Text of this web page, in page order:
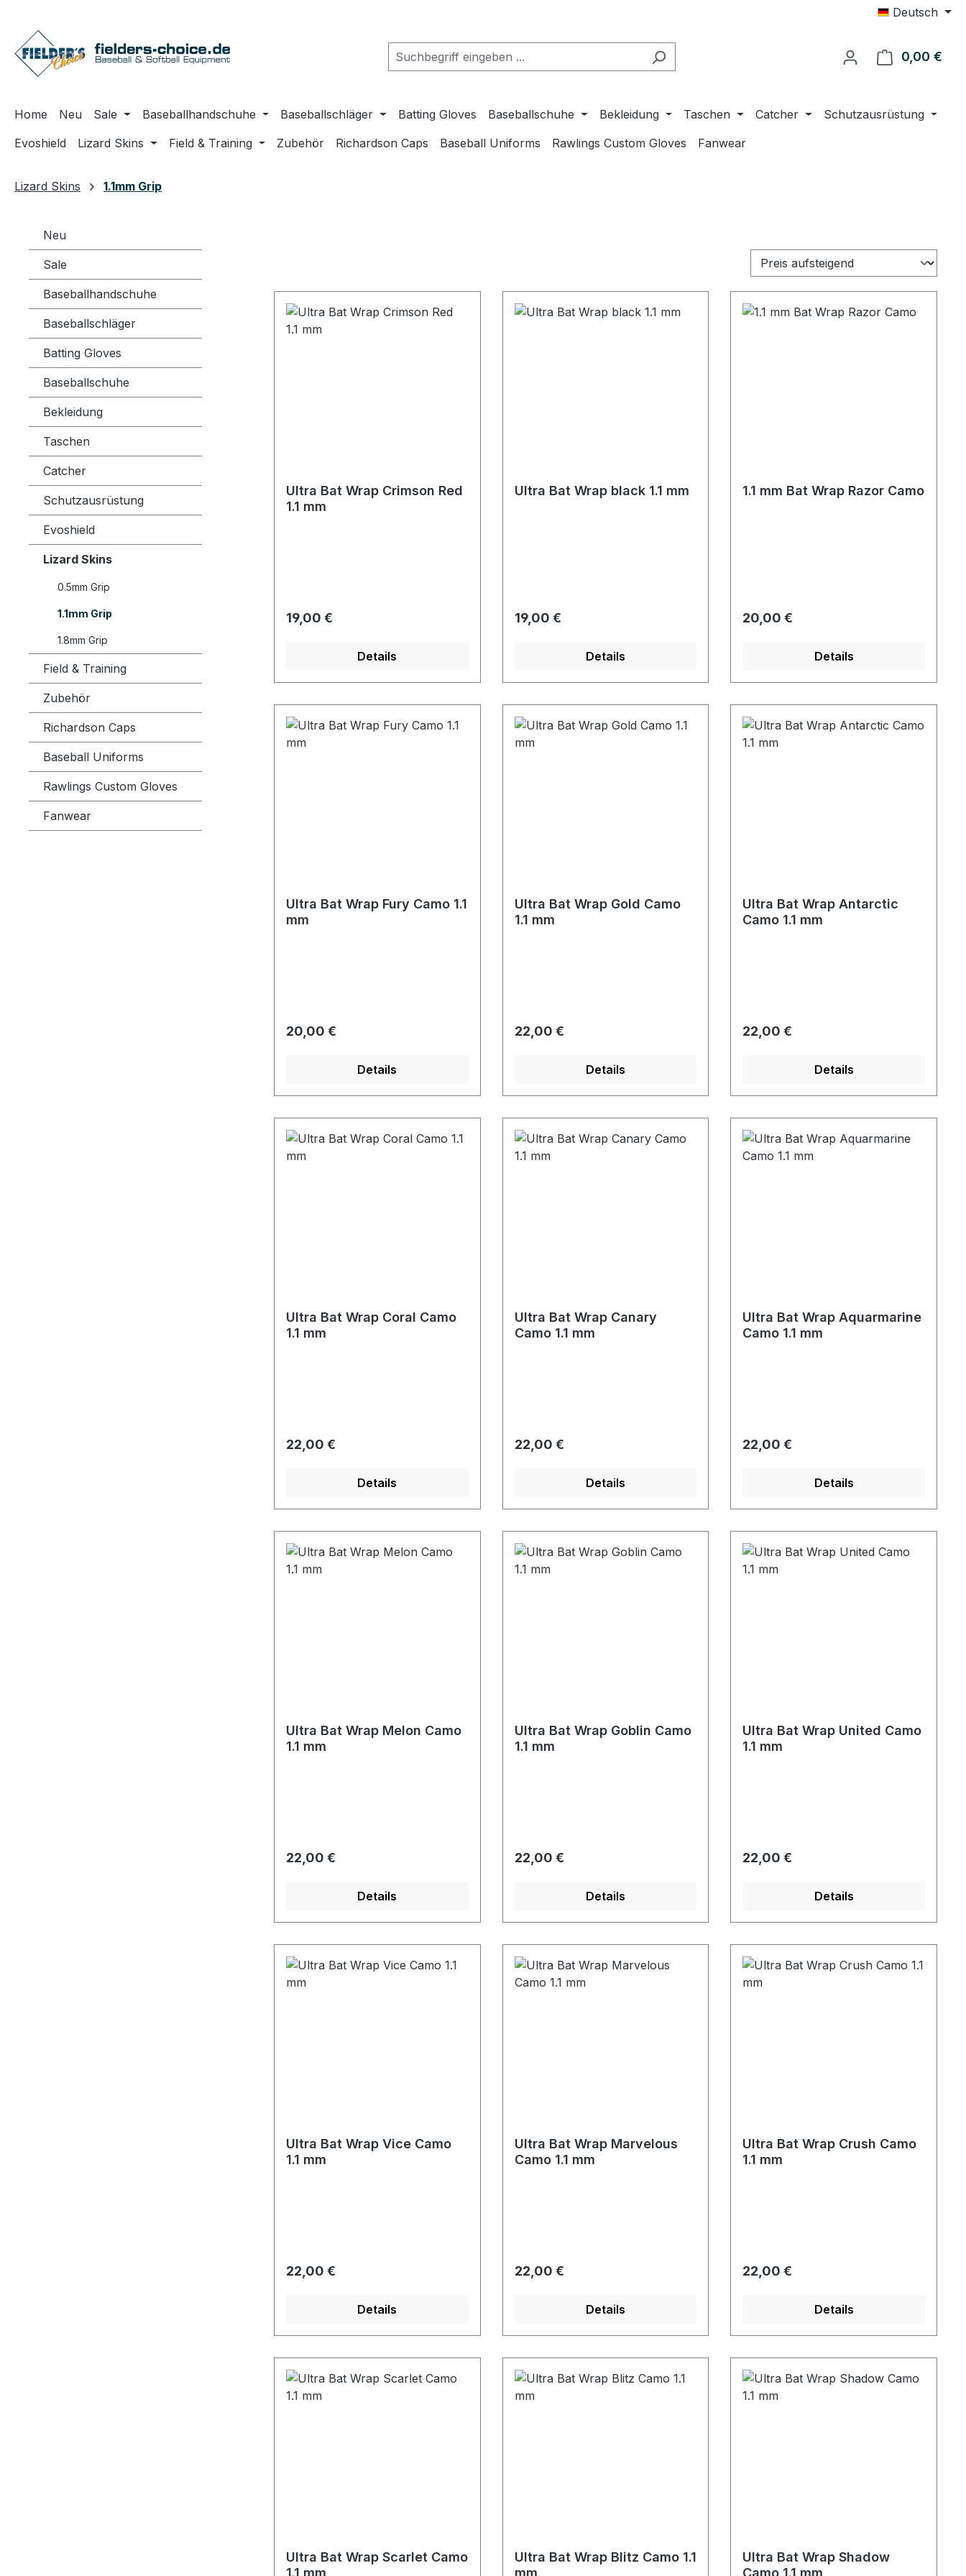
Deutsch
0,00 €
Home Neu Sale Baseballhandschuhe Baseballschläger Batting Gloves Baseballschuhe Bekleidung Taschen Catcher
Schutzausrüstung
Evoshield
Lizard Skins Field & Training Zubehör Richardson Caps Baseball Uniforms Rawlings Custom Gloves Fanwear
Lizard Skins 1.1mm Grip
Neu
Sale
Baseballhandschuhe
Baseballschläger
Batting Gloves
Baseballschuhe
Bekleidung
Taschen
Catcher
Schutzausrüstung
Evoshield
Lizard Skins
0.5mm Grip
1.1mm Grip
1.8mm Grip
Field & Training
Zubehör
Richardson Caps
Baseball Uniforms
Rawlings Custom Gloves
Fanwear
Ultra Bat Wrap Crimson Red
1.1 mm
Regulärer Preis:
19,00 €
Details
Ultra Bat Wrap black 1.1 mm
Regulärer Preis:
19,00 €
Details
1.1 mm Bat Wrap Razor Camo
Regulärer Preis:
20,00 €
Details
Ultra Bat Wrap Fury Camo 1.1
mm
Regulärer Preis:
20,00 €
Details
Ultra Bat Wrap Gold Camo
1.1 mm
Regulärer Preis:
22,00 €
Details
Ultra Bat Wrap Antarctic
Camo 1.1 mm
Regulärer Preis:
22,00 €
Details
Ultra Bat Wrap Coral Camo
1.1 mm
Regulärer Preis:
22,00 €
Details
Ultra Bat Wrap Canary
Camo 1.1 mm
Regulärer Preis:
22,00 €
Details
Ultra Bat Wrap Aquarmarine
Camo 1.1 mm
Regulärer Preis:
22,00 €
Details
Ultra Bat Wrap Melon Camo
1.1 mm
Regulärer Preis:
22,00 €
Details
Ultra Bat Wrap Goblin Camo
1.1 mm
Regulärer Preis:
22,00 €
Details
Ultra Bat Wrap United Camo
1.1 mm
Regulärer Preis:
22,00 €
Details
Ultra Bat Wrap Vice Camo
1.1 mm
Regulärer Preis:
22,00 €
Details
Ultra Bat Wrap Marvelous
Camo 1.1 mm
Regulärer Preis:
22,00 €
Details
Ultra Bat Wrap Crush Camo
1.1 mm
Regulärer Preis:
22,00 €
Details
Ultra Bat Wrap Scarlet Camo
Ultra Bat Wrap Blitz Camo 1.1
Ultra Bat Wrap Shadow